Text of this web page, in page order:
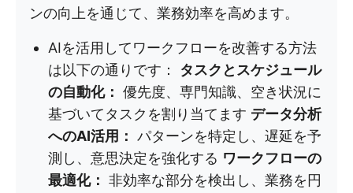
ンの向上を通じて、業務効率を高めます。
AIを活用してワークフローを改善する方法
は以下の通りです： タスクとスケジュール
の自動化： 優先度、専門知識、空き状況に
基づいてタスクを割り当てます データ分析
へのAI活用： パターンを特定し、遅延を予
測し、意思決定を強化する ワークフローの
最適化： 非効率な部分を検出し、業務を円